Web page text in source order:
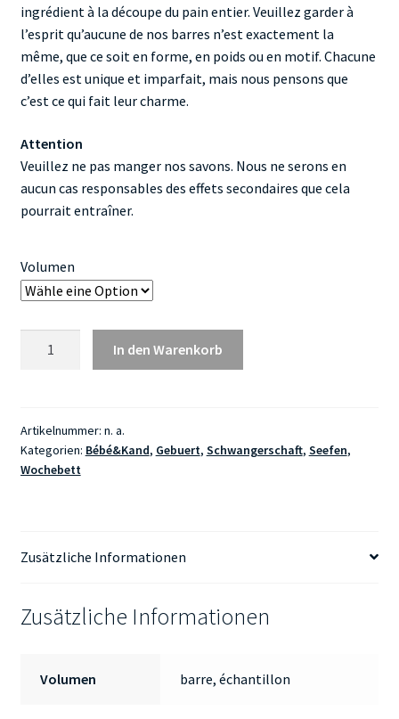
ingrédient à la découpe du pain entier. Veuillez garder à
l’esprit qu’aucune de nos barres n’est exactement la
même, que ce soit en forme, en poids ou en motif. Chacune
d’elles est unique et imparfait, mais nous pensons que
c’est ce qui fait leur charme.
Attention
Veuillez ne pas manger nos savons. Nous ne serons en
aucun cas responsables des effets secondaires que cela
pourrait entraîner.
Volumen
Menge
In den Warenkorb
Artikelnummer: n. a.
Kategorien: Bébé&Kand, Gebuert, Schwangerschaft, Seefen,
Wochebett
Zusätzliche Informationen
Zusätzliche Informationen
Volumen barre, échantillon